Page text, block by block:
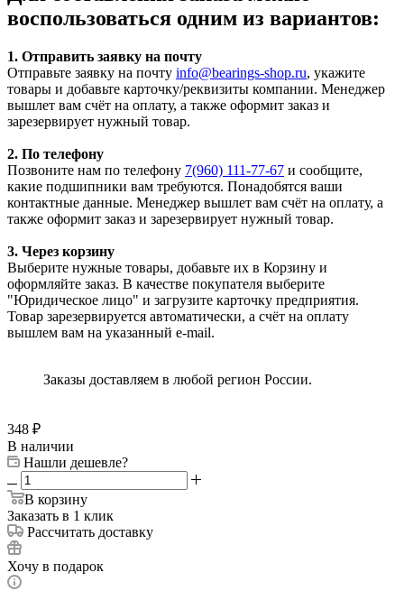
воспользоваться одним из вариантов:
1. Отправить заявку на почту
Отправьте заявку на почту info@bearings-shop.ru, укажите
товары и добавьте карточку/реквизиты компании. Менеджер
вышлет вам счёт на оплату, а также оформит заказ и
зарезервирует нужный товар.
2. По телефону
Позвоните нам по телефону 7(960) 111-77-67 и сообщите,
какие подшипники вам требуются. Понадобятся ваши
контактные данные. Менеджер вышлет вам счёт на оплату, а
также оформит заказ и зарезервирует нужный товар.
3. Через корзину
Выберите нужные товары, добавьте их в Корзину и
оформляйте заказ. В качестве покупателя выберите
"Юридическое лицо" и загрузите карточку предприятия.
Товар зарезервируется автоматически, а счёт на оплату
вышлем вам на указанный e-mail.
Заказы доставляем в любой регион России.
348 ₽
В наличии
Нашли дешевле?
В корзину
Заказать в 1 клик
Рассчитать доставку
Хочу в подарок